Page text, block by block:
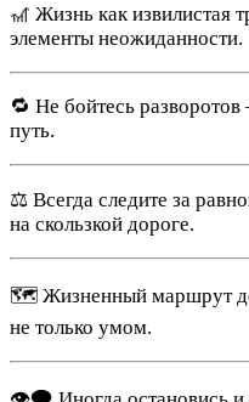
🎢 Жизнь как извилистая
элементы неожиданности.
🔁 Не бойтесь
путь.
⚖️ Всегда следите за
на скользкой дороге.
🗺️ Жизненный маршрут
не только умом.